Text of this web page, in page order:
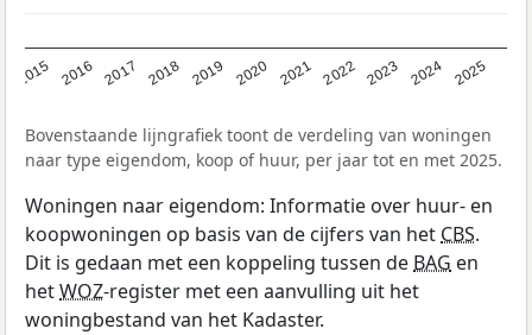
2015 2016 2017 2018 2019 2020 2021 2022 2023 2024 2025
Bovenstaande lijngrafiek toont de verdeling van woningen
naar type eigendom, koop of huur, per jaar tot en met 2025.
Woningen naar eigendom: Informatie over huur- en
koopwoningen op basis van de cijfers van het CBS.
Dit is gedaan met een koppeling tussen de BAG en
hetWOZ-register met een aanvulling uit het
woningbestand van het Kadaster.